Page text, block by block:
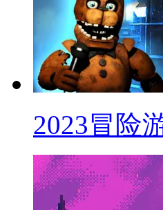
2023冒险